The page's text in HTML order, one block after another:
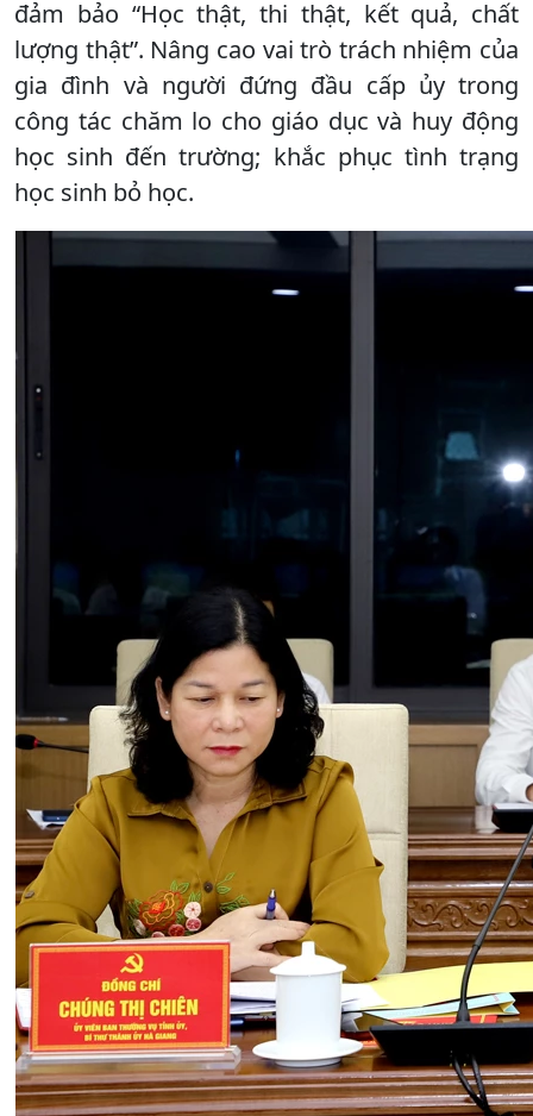
đảm bảo “Học thật, thi thật, kết quả, chất
lượng thật”. Nâng cao vai trò trách nhiệm của
gia đình và người đứng đầu cấp ủy trong
công tác chăm lo cho giáo dục và huy động
học sinh đến trường; khắc phục tình trạng
học sinh bỏ học.